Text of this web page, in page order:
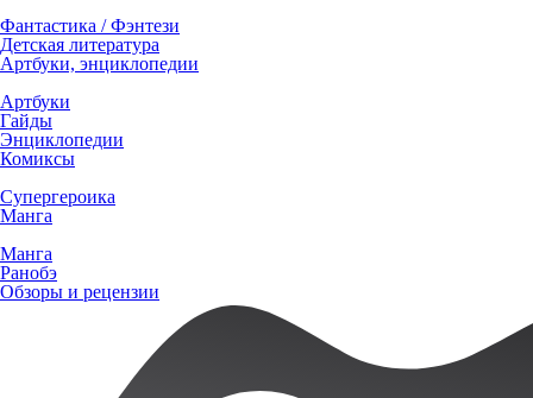
Фантастика / Фэнтези
Детская литература
Артбуки, энциклопедии
Артбуки
Гайды
Энциклопедии
Комиксы
Супергероика
Манга
Манга
Ранобэ
Обзоры и рецензии